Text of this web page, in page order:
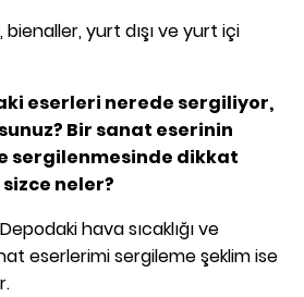
bienaller, yurt dışı ve yurt içi
eserleri nerede sergiliyor,
Bir sanat eserinin
sergilenmesinde dikkat
neler?
hava sıcaklığı ve
eserlerimi sergileme şeklim ise